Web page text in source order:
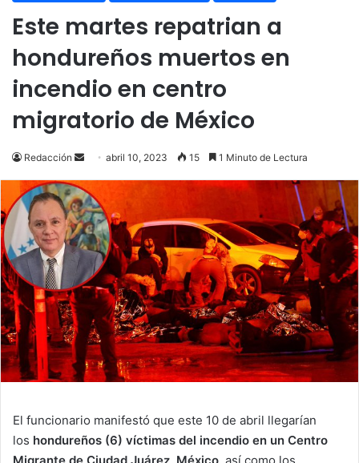
Este martes repatrian a
hondureños muertos en
incendio en centro
migratorio de México
Redacción
Send
email
abril 10, 2023 15 1 Minuto de Lectura
El funcionario manifestó que este 10 de abril llegarían
los hondureños (6) víctimas del incendio en un Centro
Migrante de Ciudad Juárez, México, así como los